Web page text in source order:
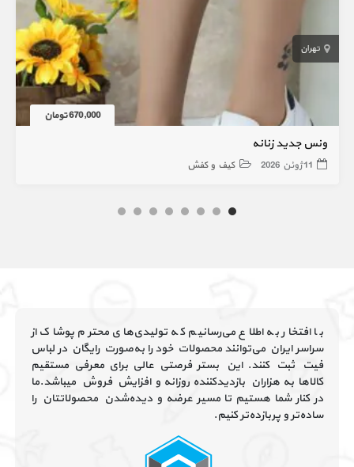
تهران
670,000 تومان
ونس جدید زنانه
11 ژوئن 2026 کیف و کفش
با افتخار به اطلاع می‌رسانیم که تولیدی‌های محترم پوشاک از
سراسر ایران می‌توانند محصولات خود را به‌صورت رایگان در لباس
فیت ثبت کنند. این بستر فرصتی عالی برای معرفی مستقیم
کالاها به هزاران بازدیدکننده روزانه و افزایش فروش میباشد.ما
در کنار شما هستیم تا مسیر عرضه و دیده‌شدن محصولاتتان را
ساده‌تر و پربازده‌تر کنیم.